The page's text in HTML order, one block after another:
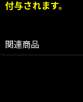
付与されます。
関連商品